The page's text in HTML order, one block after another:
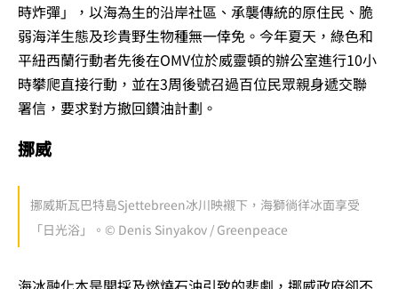
時炸彈」，以海為生的沿岸社區、承襲傳統的原住民、脆
弱海洋生態及珍貴野生物種無一倖免。今年夏天，綠色和
平紐西蘭行動者先後在OMV位於威靈頓的辦公室進行10小
時攀爬直接行動，並在3周後號召過百位民眾親身遞交聯
署信，要求對方撤回鑽油計劃。
挪威
挪威斯瓦巴特島Sjettebreen冰川映襯下，海獅徜徉冰面享受
「日光浴」。© Denis Sinyakov / Greenpeace